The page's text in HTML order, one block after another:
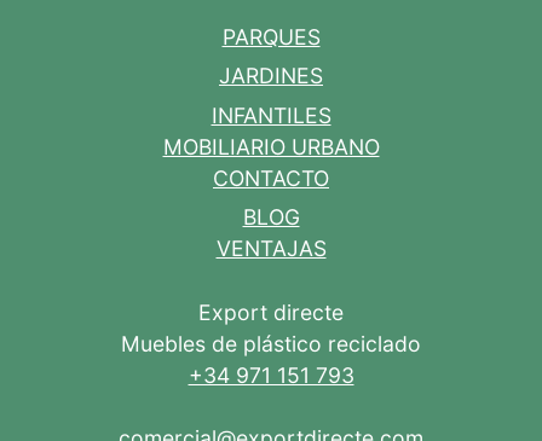
PARQUES
JARDINES
INFANTILES
MOBILIARIO URBANO
CONTACTO
BLOG
VENTAJAS
Export directe
Muebles de plástico reciclado
+34 971 151 793